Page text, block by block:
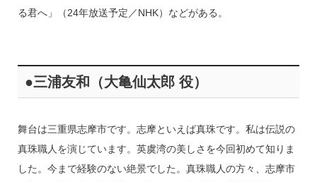
る君へ」（24年放送予定／NHK）などがある。
●三浦友和（大亀仙太郎 役）
舞台は三重県志摩市です。志摩といえば真珠です。私は伝説の
真珠職人を演じています。英虞湾の美しさを今回初めて知りま
した。今まで経験のない絶景でした。真珠職人の方々、志摩市